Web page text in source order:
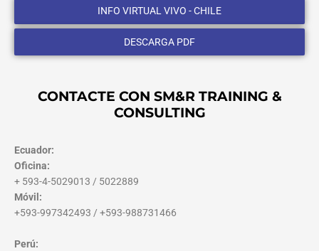
INFO VIRTUAL VIVO - CHILE
DESCARGA PDF
CONTACTE CON SM&R TRAINING &
CONSULTING
Ecuador:
Oficina:
+ 593-4-5029013 / 5022889
Móvil:
+593-997342493 / +593-988731466
Perú: